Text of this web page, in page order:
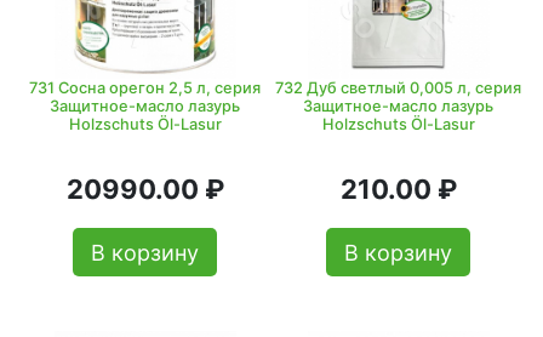
731 Сосна орегон 2,5 л, серия
Защитное-масло лазурь
Holzschuts Öl-Lasur
20990.00 ₽
В корзину
732 Дуб светлый 0,005 л, серия
Защитное-масло лазурь
Holzschuts Öl-Lasur
210.00 ₽
В корзину